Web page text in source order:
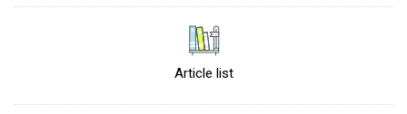
Article list